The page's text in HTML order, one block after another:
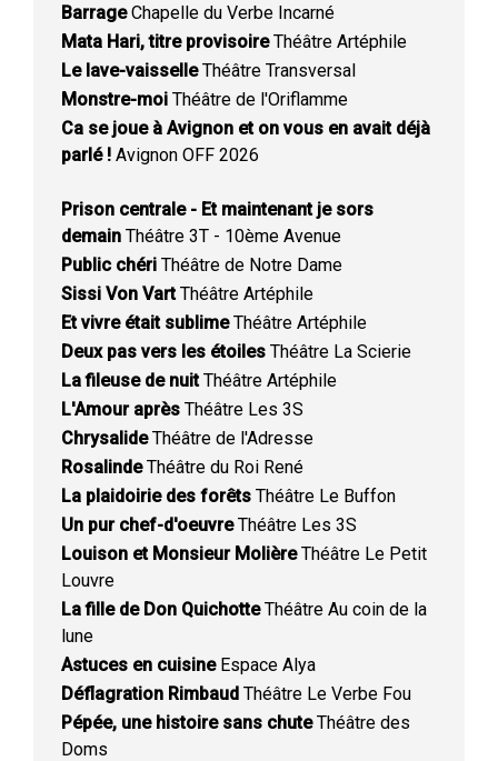
BarrageChapelle du Verbe Incarné
Mata Hari, titre provisoireThéâtre Artéphile
Le lave-vaisselleThéâtre Transversal
Monstre-moi Théâtre de l'Oriflamme
Ca se joue à Avignon et on vous en avait déjà
parlé ! Avignon OFF 2026
Prison centrale - Et maintenant je sors
demain Théâtre 3T - 10ème Avenue
Public chéri Théâtre de Notre Dame
Sissi Von VartThéâtre Artéphile
Et vivre était sublimeThéâtre Artéphile
Deux pas vers les étoiles Théâtre La Scierie
La fileuse de nuitThéâtre Artéphile
L'Amour après Théâtre Les 3S
ChrysalideThéâtre de l'Adresse
RosalindeThéâtre du Roi René
La plaidoirie des forêts Théâtre Le Buffon
Un pur chef-d'oeuvreThéâtre Les 3S
Louison et Monsieur MolièreThéâtre Le Petit
Louvre
La fille de Don QuichotteThéâtre Au coin de la
lune
Astuces en cuisineEspace Alya
Déflagration Rimbaud Théâtre Le Verbe Fou
Pépée, une histoire sans chuteThéâtre des
Doms